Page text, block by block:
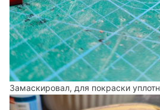
Замаскировал, для покраски